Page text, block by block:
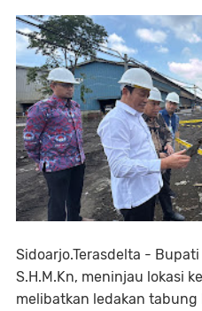
‎Sidoarjo.Terasdelta -
S.H.M.Kn, meninjau lokasi
melibatkan ledakan tabung